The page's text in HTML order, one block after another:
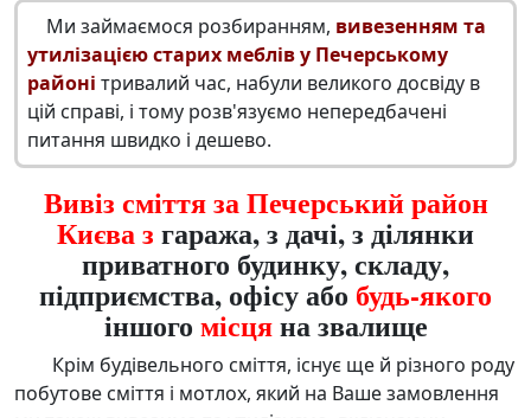
Ми займаємося розбиранням, вивезенням та
утилізацією старих меблів у Печерському
районі тривалий час, набули великого досвіду в
цій справі, і тому розв'язуємо непередбачені
питання швидко і дешево.
Вивіз сміття за Печерський район
Києва з гаража, з дачі, з ділянки
приватного будинку, складу,
підприємства, офісу або будь-якого
іншого місцяна звалище
Крім будівельного сміття, існує ще й різного роду
побутове сміття і мотлох, який на Ваше замовлення